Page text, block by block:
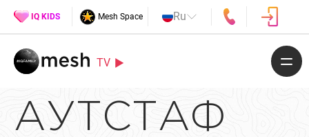
IQ KIDS Mesh Space Ru
TV
АУТСТАФ